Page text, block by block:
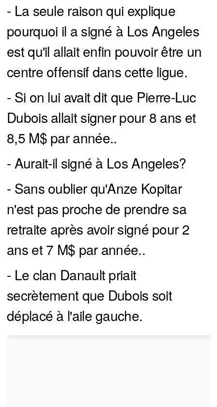
- La seule raison qui explique
pourquoi il a signé à Los Angeles
est qu'il allait enfin pouvoir être un
centre offensif dans cette ligue.
- Si on lui avait dit que Pierre-Luc
Dubois allait signer pour 8 ans et
8,5 M$ par année..
- Aurait-il signé à Los Angeles?
- Sans oublier qu'Anze Kopitar
n'est pas proche de prendre sa
retraite après avoir signé pour 2
ans et 7 M$ par année..
- Le clan Danault priait
secrètement que Dubois soit
déplacé à l'aile gauche.